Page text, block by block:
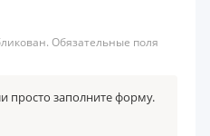
Обязательные поля
просто заполните форму.